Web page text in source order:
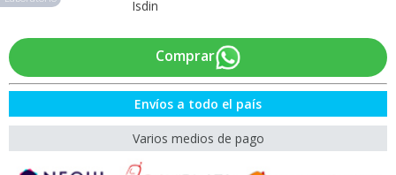
Isdin
Comprar
Envíos a todo el país
Varios medios de pago